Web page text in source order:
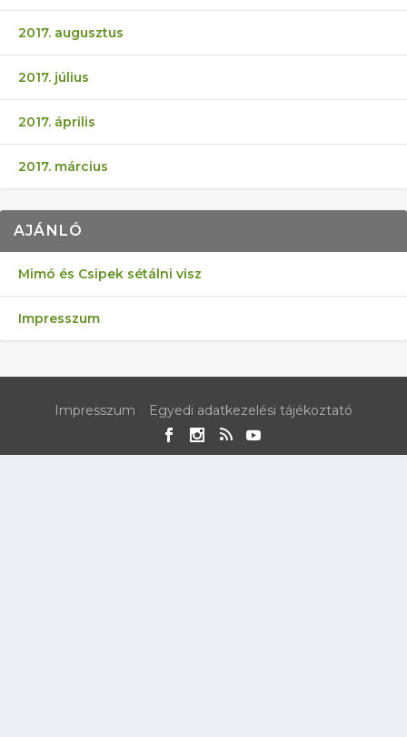
2017. augusztus
2017. július
2017. április
2017. március
AJÁNLÓ
Mimó és Csipek sétálni visz
Impresszum
Impresszum Egyedi adatkezelési tájékoztató